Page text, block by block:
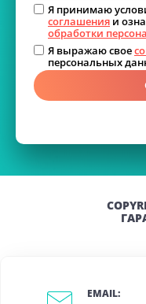
Я принимаю
соглашения и
обработки
Я выражаю свое
персональных
EMAIL: